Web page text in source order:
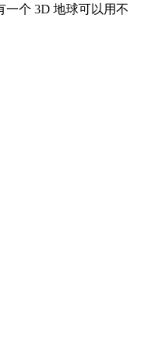
一个 3D 地球可以用不